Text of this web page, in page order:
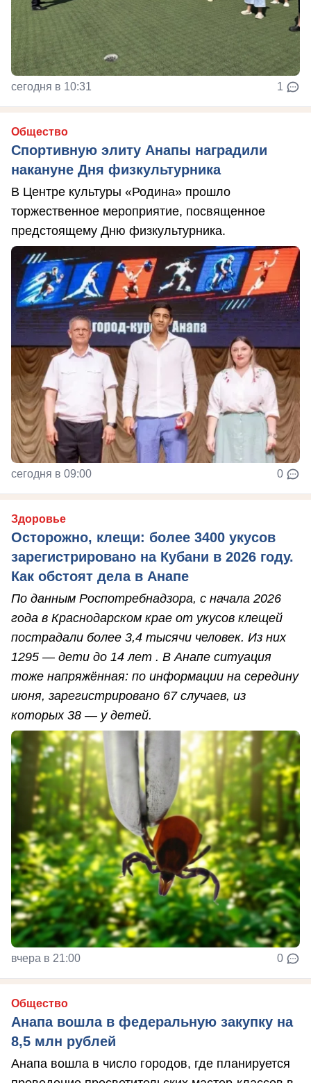
сегодня в 10:31 1
Общество
Спортивную элиту Анапы наградили
накануне Дня физкультурника
В Центре культуры «Родина» прошло
торжественное мероприятие, посвященное
предстоящему Дню физкультурника.
сегодня в 09:00 0
Здоровье
Осторожно, клещи: более 3400 укусов
зарегистрировано на Кубани в 2026 году.
Как обстоят дела в Анапе
По данным Роспотребнадзора, с начала 2026
года в Краснодарском крае от укусов клещей
пострадали более 3,4 тысячи человек. Из них
1295 — дети до 14 лет . В Анапе ситуация
тоже напряжённая: по информации на середину
июня, зарегистрировано 67 случаев, из
которых 38 — у детей.
вчера в 21:00 0
Общество
Анапа вошла в федеральную закупку на
8,5 млн рублей
Анапа вошла в число городов, где планируется